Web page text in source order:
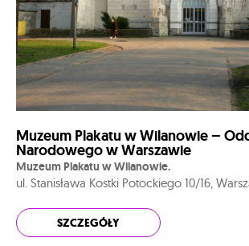
Muzeum Plakatu w Wilanowie –
Narodowego w Warszawie
Muzeum Plakatu w Wilanowie.
ul. Stanisława Kostki Potockiego 10/16,
SZCZEGÓŁY